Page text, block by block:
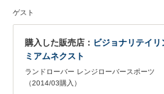
ゲスト
購入した販売店： ビジョナリテイ
ミアムネクスト
ランドローバー レンジローバースポーツ
（2014/03購入）